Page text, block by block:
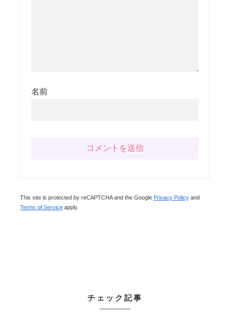
名前
This site is protected by reCAPTCHA and the Google Privacy Policy and
Terms of Service apply.
チェック記事